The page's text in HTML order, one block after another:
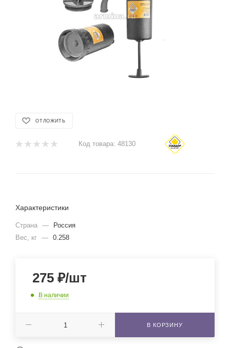
ОТЛОЖИТЬ
Код товара: 48130
Характеристики
Страна —
Россия
Вес, кг — 0.258
275 ₽/шт
В наличии
В КОРЗИНУ